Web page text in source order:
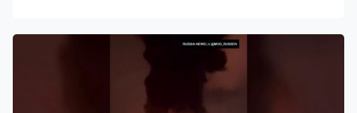
學生登上甲板，聽取海軍士兵講解武器資訊。甲板另一端
是一個停機坪，展示一架艦載反潛直升機。 中一學生楊同
學：「我覺得這些（軍艦）展現出我們中華人民共和國的
強硬，還有我們的裝備是十分先進的，可以抵擋敵人？」